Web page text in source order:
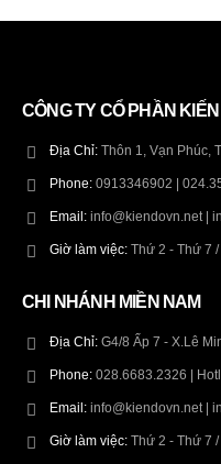
CÔNG TY CỔ PHẦN
Địa Chỉ: Thôn 1, Vạn Phúc,
Phone: 0913346902 |
Email: info@kiendovn.net |
Giờ làm việc: Thứ 2 - Thứ 7
CHI NHÁNH MIỀN NAM
Địa Chỉ: G4/8 Ấp 7 - X.Lê
Phone: 028.6683.2326 |
Email: info@kiendovn.net |
Giờ làm việc: Thứ 2 - Thứ 7